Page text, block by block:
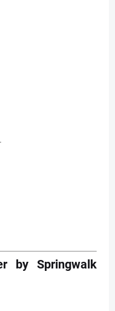
by Springwalk